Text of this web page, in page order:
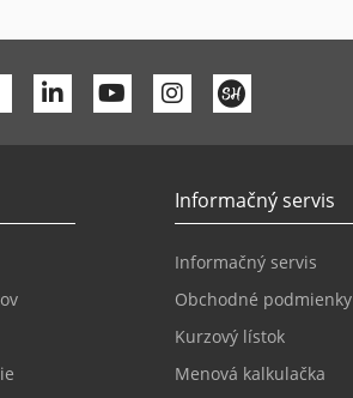
Facebook
LinkedinYoutube
Informačný servis
Informačný servis
Obchodné podmienky
Kurzový lístok
Menová kalkulačka